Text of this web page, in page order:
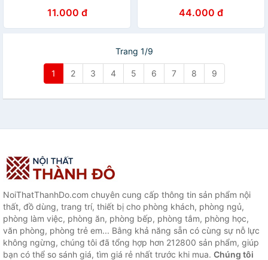
11.000 đ 44.000 đ
Trang 1/9
1 2 3 4 5 6 7 8 9
NoiThatThanhDo.com chuyên cung cấp thông tin sản phẩm nội
thất, đồ dùng, trang trí, thiết bị cho phòng khách, phòng ngủ,
phòng làm việc, phòng ăn, phòng bếp, phòng tắm, phòng học,
văn phòng, phòng trẻ em... Bằng khả năng sẵn có cùng sự nỗ lực
không ngừng, chúng tôi đã tổng hợp hơn 212800 sản phẩm, giúp
bạn có thể so sánh giá, tìm giá rẻ nhất trước khi mua. Chúng tôi